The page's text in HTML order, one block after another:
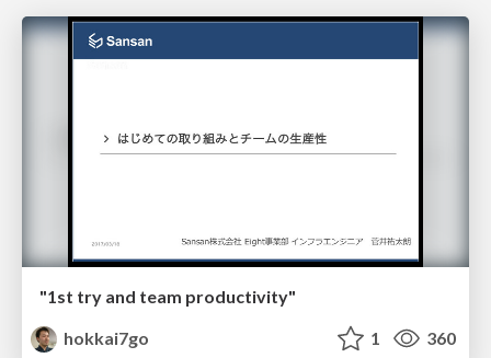
"1st try and team productivity"
hokkai7go
1 360